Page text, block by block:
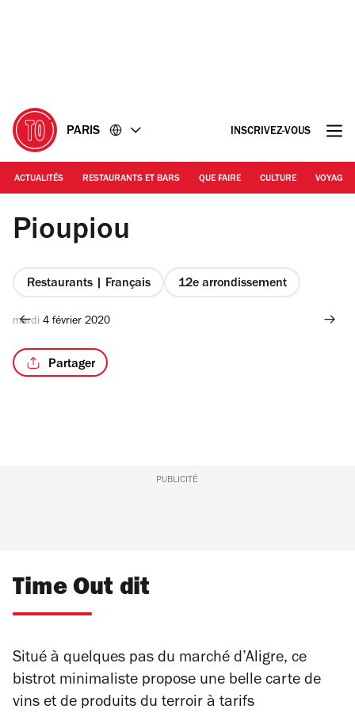
PARIS INSCRIVEZ-VOUS
ACTUALITÉS RESTAURANTS ET BARS QUE FAIRE CULTURE VOYAGE
Pioupiou
Restaurants | Français 12e arrondissement
mardi 4 février 2020
Partager
PUBLICITÉ
Time Out dit
Situé à quelques pas du marché d’Aligre, ce
bistrot minimaliste propose une belle carte de
vins et de produits du terroir à tarifs